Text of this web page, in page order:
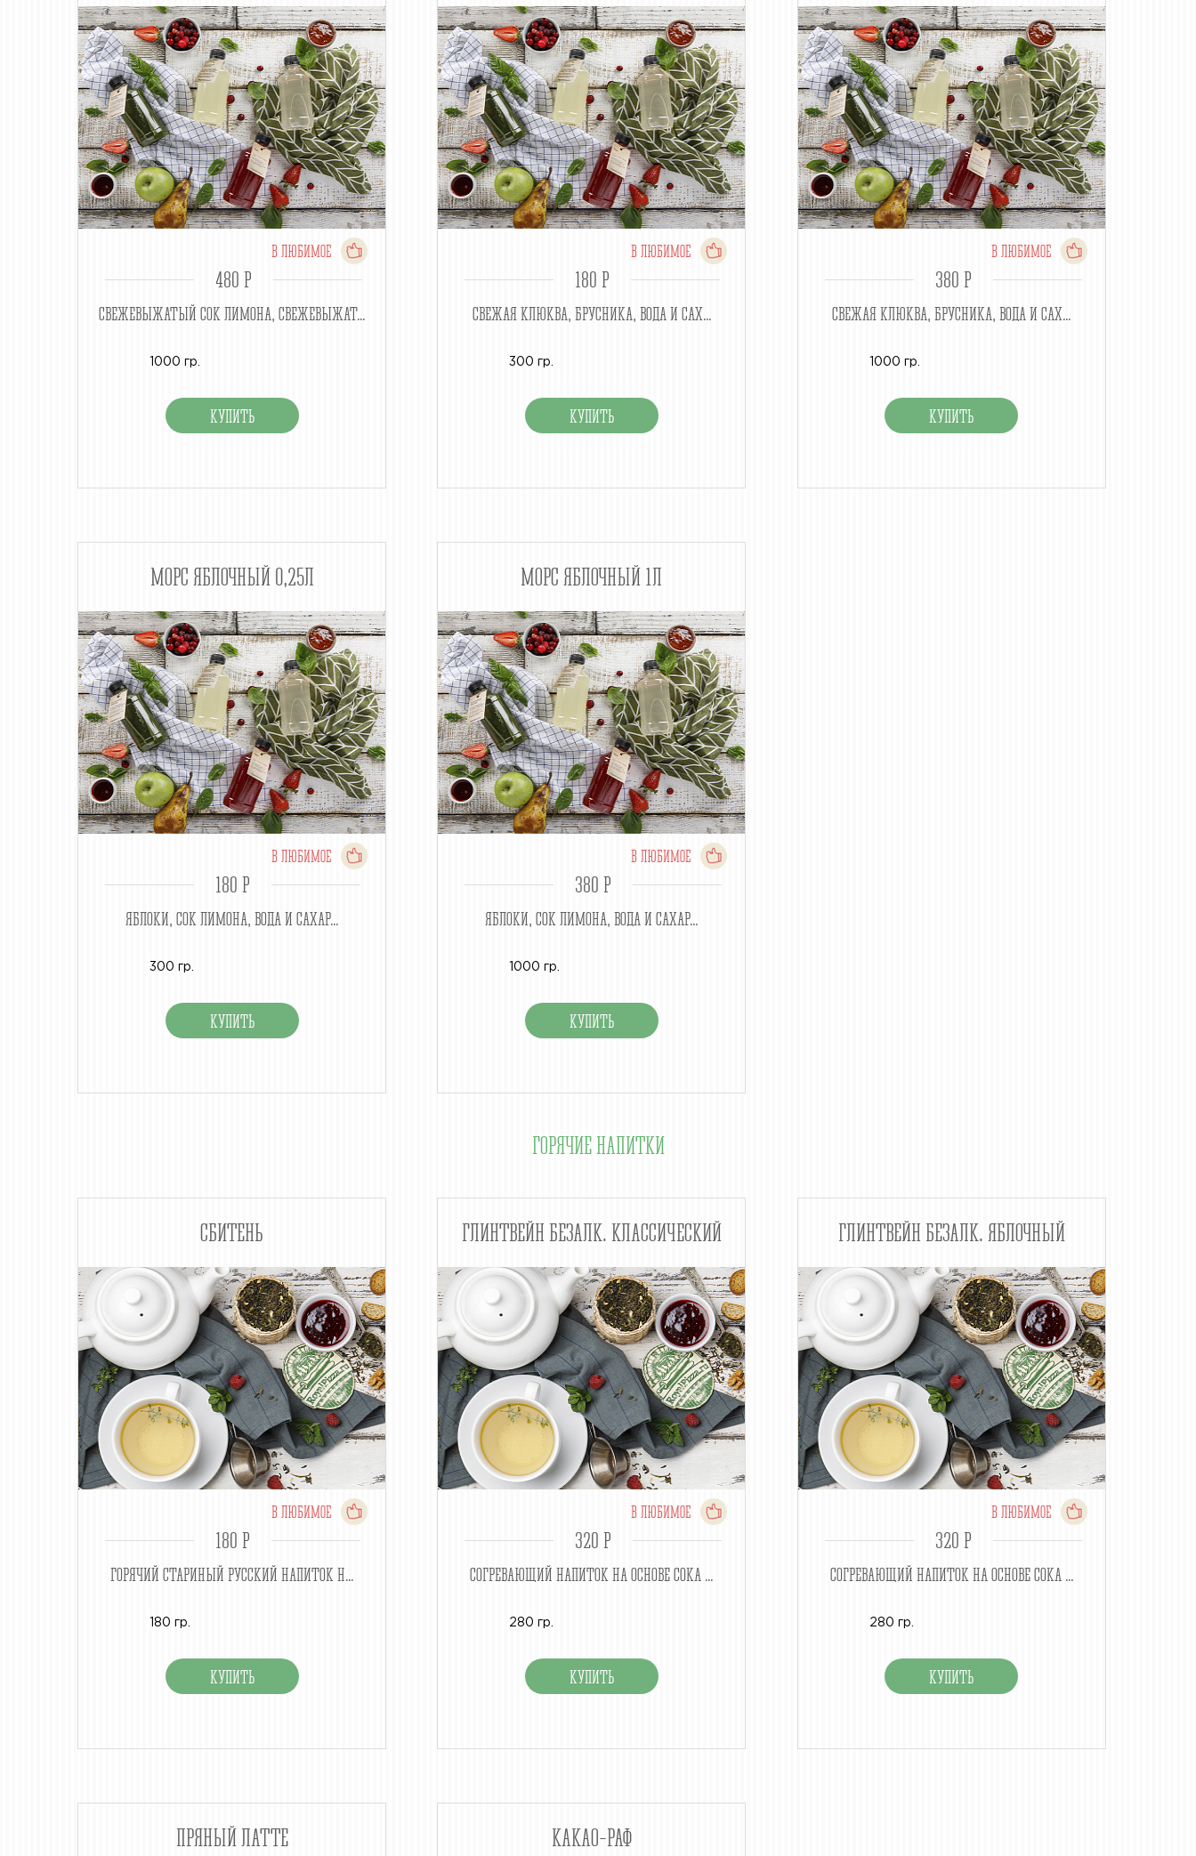
В ЛЮБИМОЕ
480 P
СВЕЖЕВЫЖАТЫЙ СОК ЛИМОНА, СВЕЖЕВЫЖАТ...
1000 гр.
В ЛЮБИМОЕ
180 P
СВЕЖАЯ КЛЮКВА, БРУСНИКА, ВОДА И САХ...
300 гр.
В ЛЮБИМОЕ
380 P
СВЕЖАЯ КЛЮКВА, БРУСНИКА, ВОДА И САХ...
1000 гр.
МОРС ЯБЛОЧНЫЙ 0,25Л
В ЛЮБИМОЕ
180 P
ЯБЛОКИ, СОК ЛИМОНА, ВОДА И САХАР...
300 гр.
МОРС ЯБЛОЧНЫЙ 1Л
В ЛЮБИМОЕ
380 P
ЯБЛОКИ, СОК ЛИМОНА, ВОДА И САХАР...
1000 гр.
ГОРЯЧИЕ НАПИТКИ
СБИТЕНЬ
В ЛЮБИМОЕ
180 P
ГОРЯЧИЙ СТАРИНЫЙ РУССКИЙ НАПИТОК Н...
180 гр.
ГЛИНТВЕЙН БЕЗАЛК. КЛАССИЧЕСКИЙ
В ЛЮБИМОЕ
320 P
СОГРЕВАЮЩИЙ НАПИТОК НА ОСНОВЕ СОКА ...
280 гр.
ГЛИНТВЕЙН БЕЗАЛК. ЯБЛОЧНЫЙ
В ЛЮБИМОЕ
320 P
СОГРЕВАЮЩИЙ НАПИТОК НА ОСНОВЕ СОКА ...
280 гр.
ПРЯНЫЙ ЛАТТЕ КАКАО-РАФ